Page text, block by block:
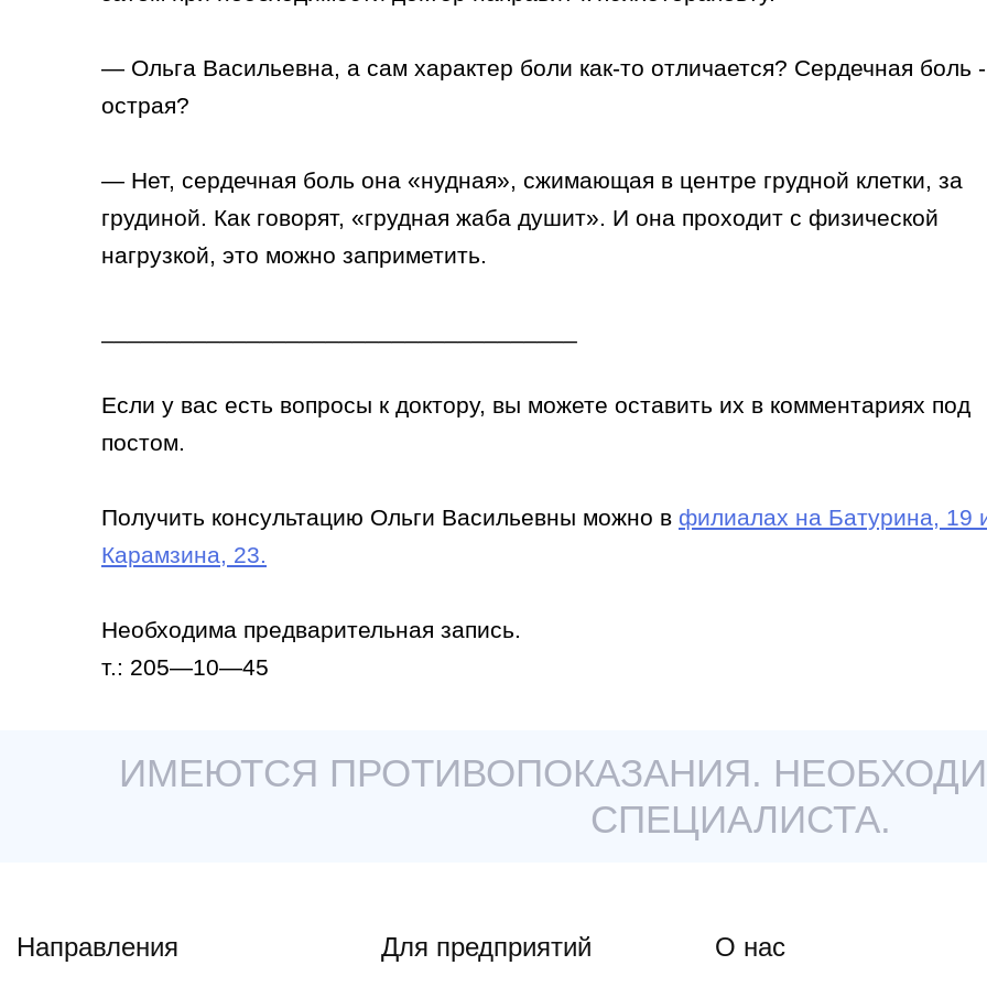
— Ольга Васильевна, а сам характер боли как-то отличается? Сердечная боль
острая?
— Нет, сердечная боль она «нудная», сжимающая в центре грудной клетки, за
грудиной. Как говорят, «грудная жаба душит». И она проходит с физической
нагрузкой, это можно заприметить.
Если у вас есть вопросы к доктору, вы можете оставить их в комментариях под
постом.
Получить консультацию Ольги Васильевны можно в филиалах на Батурина, 19
Карамзина, 23.
Необходима предварительная запись.
т.: 205—10—45
ИМЕЮТСЯ ПРОТИВОПОКАЗАНИЯ.
СПЕЦИАЛИСТА.
Направления Для предприятий О нас